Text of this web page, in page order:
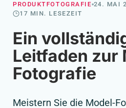
PRODUKTFOTOGRAFIE 24. MAI
17 MIN. LESEZEIT
Ein
Leitfaden zur
Fotografie
Meistern Sie die Model-